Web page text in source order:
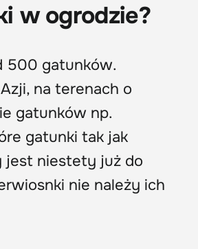
w ogrodzie?
500 gatunków.
na terenach o
gatunków np.
gatunki tak jak
jest niestety już do
nie należy ich